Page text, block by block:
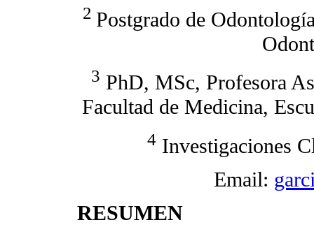
2 Postgrado de
3 PhD, MSc, Profesora
Facultad de Medicina,
4 Investigaciones
Email:
RESUMEN